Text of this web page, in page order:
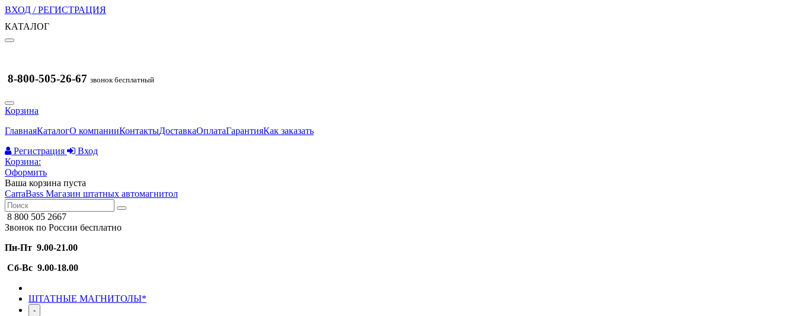
ВХОД / РЕГИСТРАЦИЯ
КАТАЛОГ
8-800-505-26-67 звонок бесплатный
Корзина
ГлавнаяКаталогО компанииКонтактыДоставкаОплатаГарантияКак заказать
Регистрация
Вход
Корзина:
Оформить
Ваша корзина пуста
CarraBass Магазин штатных автомагнитол
8 800 505 2667
Звонок по России бесплатно
Пн-Пт 9.00-21.00
Сб-Вс 9.00-18.00
ШТАТНЫЕ МАГНИТОЛЫ*
-